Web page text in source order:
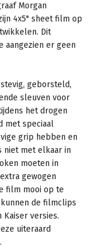
Morgan
4x5" sheet film op
Dit
er geen
geborsteld,
sleuven voor
het drogen
met speciaal
grip hebben en
niet met elkaar in
moeten in
gewogen
film mooi op te
de filmclips
Kaiser versies.
uiteraard